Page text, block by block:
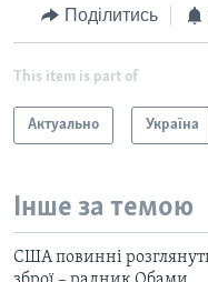
Поділитись
This item is part of
Актуально Україна
Інше за темою
США повинні